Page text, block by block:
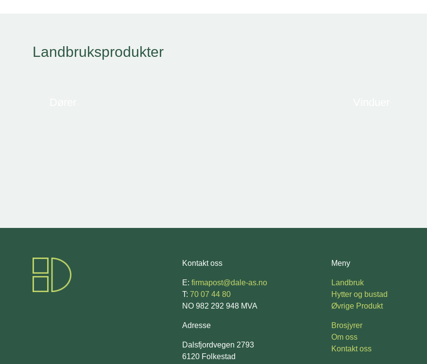
Landbruksprodukter
Kontakt oss
E: firmapost@dale-as.no
T: 70 07 44 80
NO 982 292 948 MVA
Adresse
Dalsfjordvegen 2793
6120 Folkestad
Meny
Landbruk
Hytter og bustad
Øvrige Produkt
Brosjyrer
Om oss
Kontakt oss